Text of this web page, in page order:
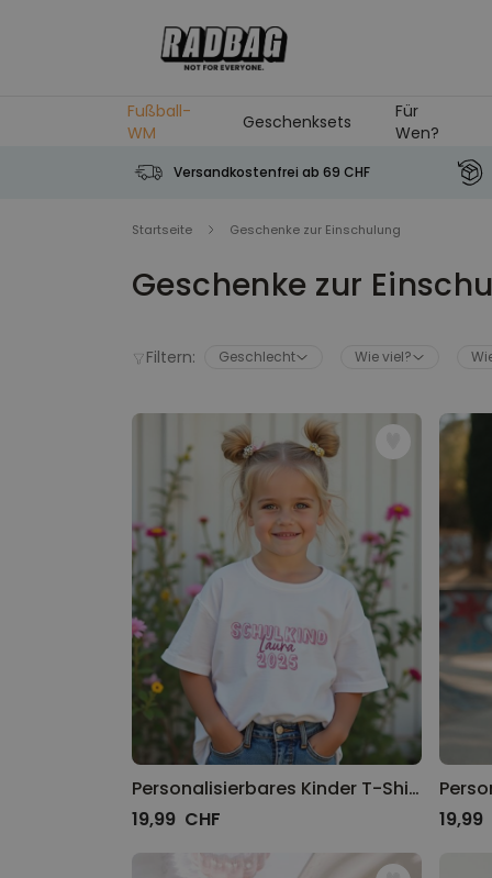
Fußball-
WM
Geschenksets
Für
Wen?
Versandkostenfrei ab 69 CHF
Startseite Geschenke zur Einschulung
Geschenke zur
Filtern: Geschlecht Wie viel?
Personalisierbares Kinder T-Shirt Schulkind
19,99 CHF
19,99